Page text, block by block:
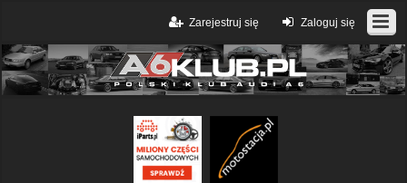
Zaloguj się
Zarejestruj się